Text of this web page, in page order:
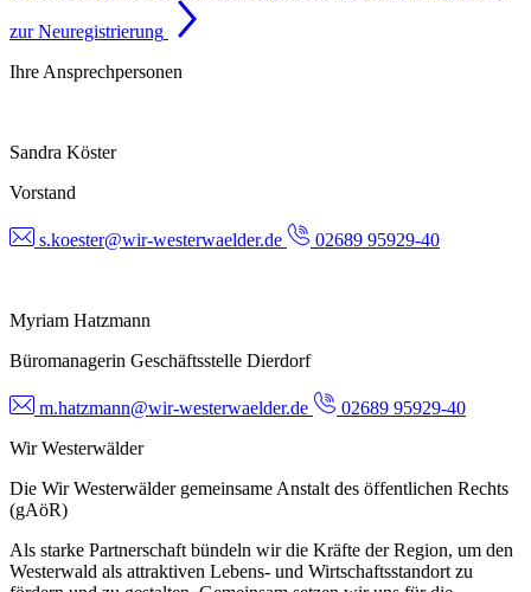
zur Neuregistrierung
Ihre Ansprechpersonen
Sandra Köster
Vorstand
s.koester@wir-westerwaelder.de 02689 95929-40
Myriam Hatzmann
Büromanagerin Geschäftsstelle Dierdorf
m.hatzmann@wir-westerwaelder.de
02689 95929-40
Wir Westerwälder
Die Wir Westerwälder gemeinsame Anstalt des öffentlichen Rechts
(gAöR)
Als starke Partnerschaft bündeln wir die Kräfte der Region, um den
Westerwald als attraktiven Lebens- und Wirtschaftsstandort zu